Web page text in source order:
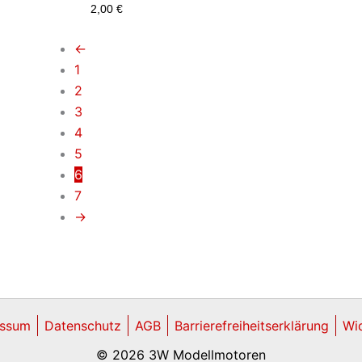
2,00 €
←
1
2
3
4
5
6
7
→
Datenschutz AGB Barrierefreiheitserklärung
© 2026 3W Modellmotoren